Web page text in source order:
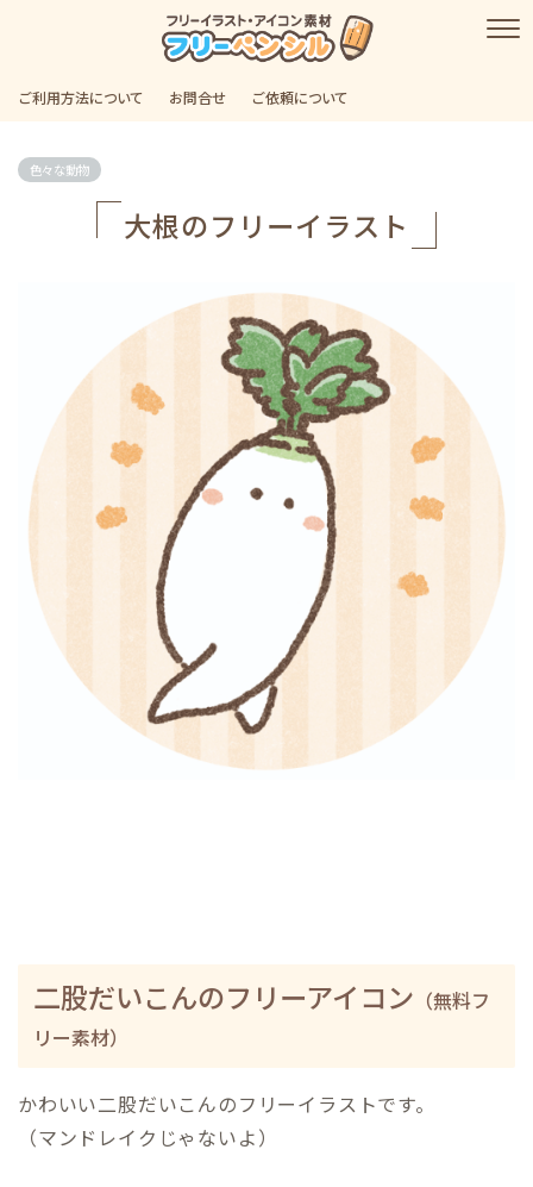
ご利用方法について お問合せ ご依頼について
色々な動物
大根のフリーイラスト
二股だいこんのフリーアイコン （無料フ
リー素材）
かわいい二股だいこんのフリーイラストです。
（マンドレイクじゃないよ）